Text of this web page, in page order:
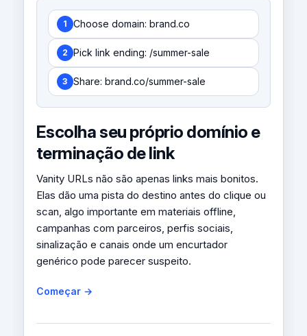
1 Choose domain: brand.co
2 Pick link ending: /summer-sale
3 Share: brand.co/summer-sale
Escolha seu próprio domínio e
terminação de link
Vanity URLs não são apenas links mais bonitos.
Elas dão uma pista do destino antes do clique ou
scan, algo importante em materiais offline,
campanhas com parceiros, perfis sociais,
sinalização e canais onde um encurtador
genérico pode parecer suspeito.
Começar →